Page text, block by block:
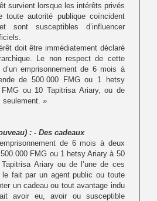
survient lorsque les intérêts privés
toute autorité publique coïncident
sont susceptibles d’influencer
doit être immédiatement déclaré
Le non respect de cette
emprisonnement de 6 mois à
de 500.000 FMG ou 1 hetsy
ou 10 Tapitrisa Ariary, ou de
seulement. »
: - Des cadeaux
de 6 mois à deux
FMG ou 1 hetsy Ariary à 50
Ariary ou de l’une de ces
le fait par un agent public ou toute
un cadeau ou tout avantage indu
avoir eu, avoir ou susceptible